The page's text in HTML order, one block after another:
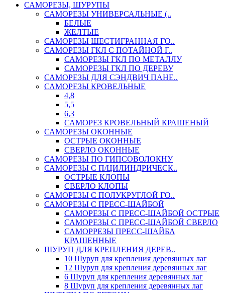
САМОРЕЗЫ, ШУРУПЫ
САМОРЕЗЫ УНИВЕРСАЛЬНЫЕ (..
БЕЛЫЕ
ЖЕЛТЫЕ
САМОРЕЗЫ ШЕСТИГРАННАЯ ГО..
САМОРЕЗЫ ГКЛ С ПОТАЙНОЙ Г..
САМОРЕЗЫ ГКЛ ПО МЕТАЛЛУ
САМОРЕЗЫ ГКЛ ПО ДЕРЕВУ
САМОРЕЗЫ ДЛЯ СЭНДВИЧ ПАНЕ..
САМОРЕЗЫ КРОВЕЛЬНЫЕ
4,8
5,5
6,3
САМОРЕЗ КРОВЕЛЬНЫЙ КРАШЕНЫЙ
САМОРЕЗЫ ОКОННЫЕ
ОСТРЫЕ ОКОННЫЕ
СВЕРЛО ОКОННЫЕ
САМОРЕЗЫ ПО ГИПСОВОЛОКНУ
САМОРЕЗЫ С П/ЦИЛИНДРИЧЕСК..
ОСТРЫЕ КЛОПЫ
СВЕРЛО КЛОПЫ
САМОРЕЗЫ С ПОЛУКРУГЛОЙ ГО..
САМОРЕЗЫ С ПРЕСС-ШАЙБОЙ
САМОРЕЗЫ С ПРЕСС-ШАЙБОЙ ОСТРЫЕ
САМОРЕЗЫ С ПРЕСС-ШАЙБОЙ СВЕРЛО
САМОРРЕЗЫ ПРЕСС-ШАЙБА
КРАШЕННЫЕ
ШУРУП ДЛЯ КРЕПЛЕНИЯ ДЕРЕВ..
10 Шуруп для крепления деревянных лаг
12 Шуруп для крепления деревянных лаг
6 Шуруп для крепления деревянных лаг
8 Шуруп для крепления деревянных лаг